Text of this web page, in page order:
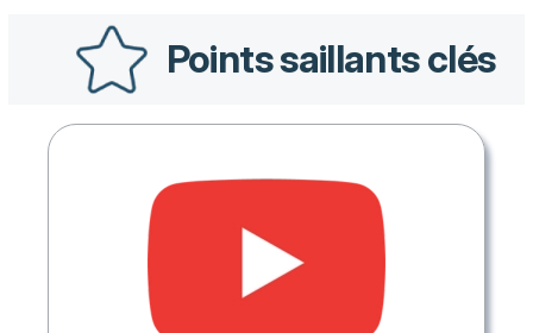
Points saillants clés